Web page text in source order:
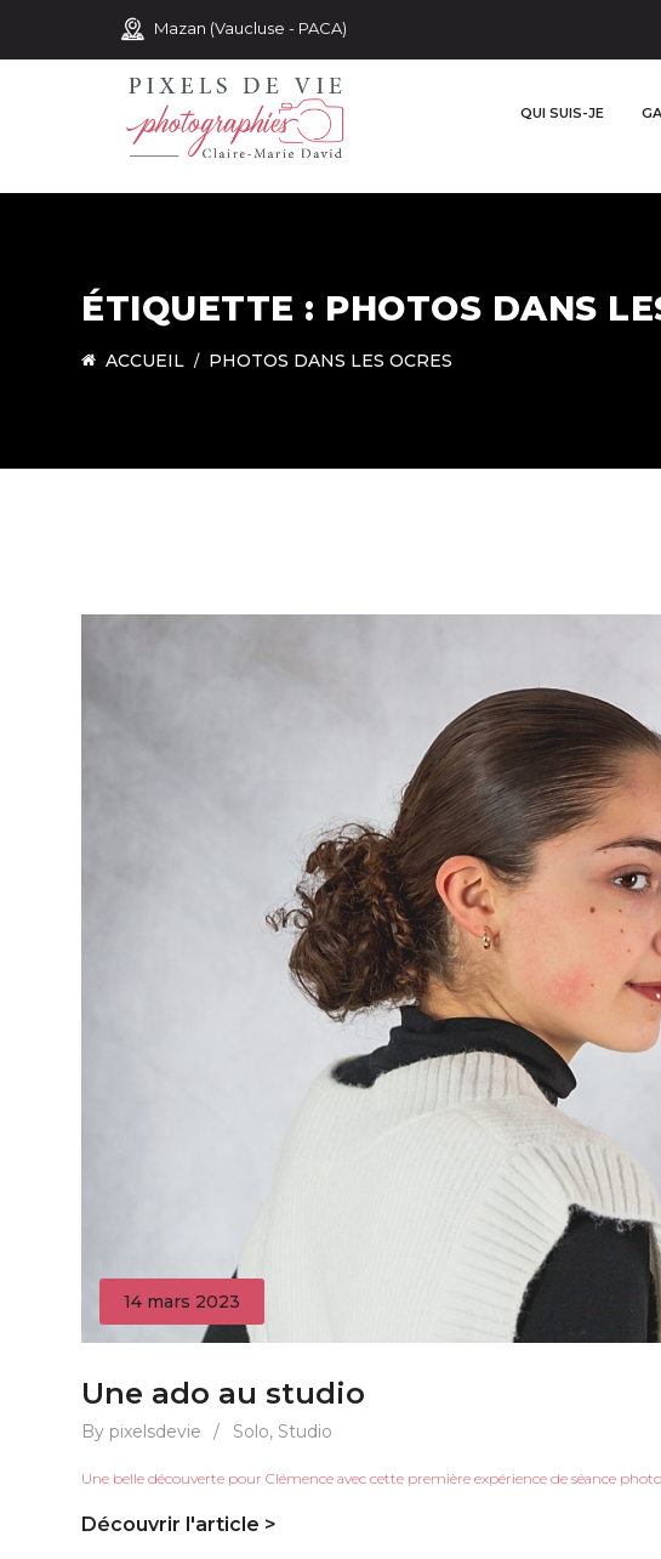
Mazan (Vaucluse - PACA)
QUI SUIS-JE
ÉTIQUETTE : PHOTOS DANS
ACCUEIL PHOTOS DANS LES OCRES
14 mars 2023
Une ado au studio
By pixelsdevie / Solo, Studio
Une belle découverte pour Clémence avec cette première expérience de séance
Découvrir l'article >